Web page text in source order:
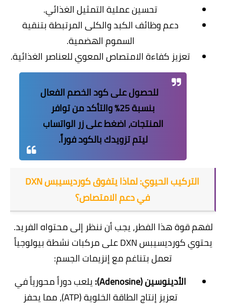
​تحسين عملية التمثيل الغذائي.
​دعم وظائف الكبد والكلى المرتبطة بتنقية
السموم الهضمية.
​تعزيز كفاءة الامتصاص المعوي للعناصر الغذائية.
للحصول على كود الخصم الفعال
بنسبة 25% والتأكد من توافر
المنتجات، اضغط على زر الواتساب
ليتم تزويدك بالكود فوراً.
التركيب الحيوي: لماذا يتفوق كورديسيبس DXN
في دعم الامتصاص؟
​لفهم قوة هذا الفطر، يجب أن ننظر إلى محتواه الفريد.
يحتوي كورديسيبس DXN على مركبات نشطة بيولوجياً
تعمل بتناغم مع إنزيمات الجسم:
الأدينوسين (Adenosine):
يلعب دوراً محورياً في
تعزيز إنتاج الطاقة الخلوية (ATP)، مما يحفز